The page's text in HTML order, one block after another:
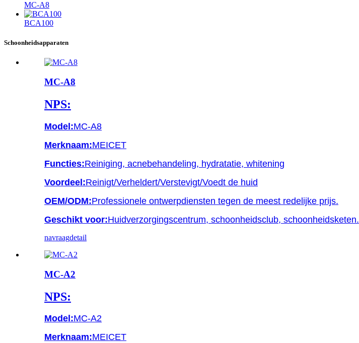
MC-A8
BCA100
Schoonheidsapparaten
MC-A8
NPS:
Model:MC-A8
Merknaam:MEICET
Functies:Reiniging, acnebehandeling, hydratatie, whitening
Voordeel:Reinigt/Verheldert/Verstevigt/Voedt de huid
OEM/ODM:Professionele ontwerpdiensten tegen de meest redelijke prijs.
Geschikt voor:Huidverzorgingscentrum, schoonheidsclub, schoonheidsketen.
navraagdetail
MC-A2
NPS:
Model:MC-A2
Merknaam:MEICET